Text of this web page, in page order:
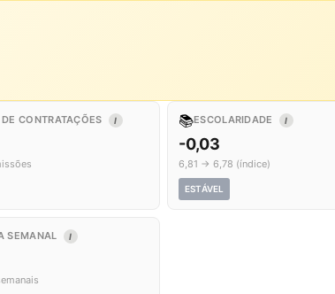
CONTRATAÇÕES I 📚ESCOLARIDADE I
-0,03
6,81 → 6,78 (índice)
ESTÁVEL
SEMANAL I